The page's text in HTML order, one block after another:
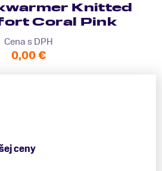
Knitted
Coral Pink
Cena s DPH
0,00 €
ceny